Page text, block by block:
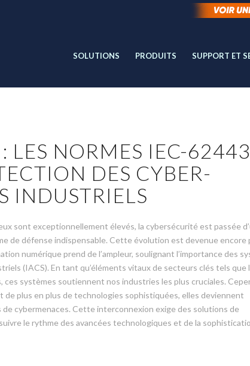
SOLUTIONS PRODUITS SUPPORT ET
LES NORMES IEC-62443
DES CYBER-
INDUSTRIELS
sont exceptionnellement élevés, la cybersécurité est passée
de défense indispensable. Cette évolution est devenue encore
numérique prend de l’ampleur, soulignant l’importance des
(IACS). En tant qu’éléments vitaux de secteurs clés tels que
ces systèmes soutiennent nos industries les plus cruciales.
de plus en plus de technologies sophistiquées, elles deviennent
cybermenaces. Cette interconnexion exige des solutions de
le rythme des avancées technologiques et de la